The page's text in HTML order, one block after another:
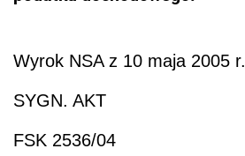
Wyrok NSA z 10 maja 2005 r.
SYGN. AKT
FSK 2536/04